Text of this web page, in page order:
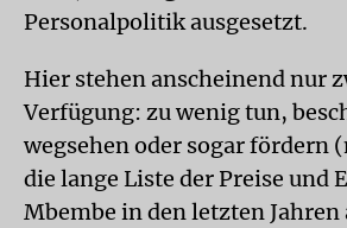
Personalpolitik ausgesetzt.
Hier stehen anscheinend nur
Verfügung: zu wenig tun,
wegsehen oder sogar fördern
die lange Liste der Preise und
Mbembe in den letzten